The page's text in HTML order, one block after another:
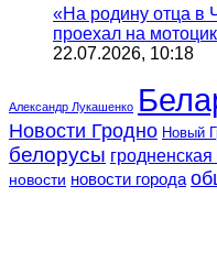
«На родину отца в
проехал на
22.07.2026, 10:18
Александр Лукашенко
Новости Гродно Новый
белорусы гродненская
новости новости города